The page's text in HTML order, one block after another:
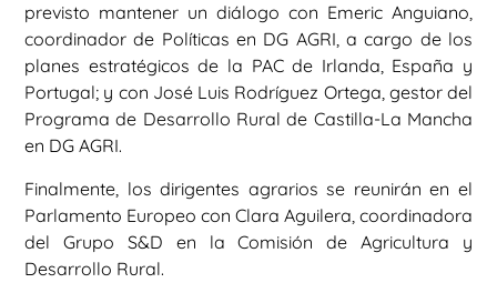
previsto mantener un diálogo con Emeric Anguiano,
coordinador de Políticas en DG AGRI, a cargo de los
planes estratégicos de la PAC de Irlanda, España y
Portugal; y con José Luis Rodríguez Ortega, gestor del
Programa de Desarrollo Rural de Castilla-La Mancha
en DG AGRI.
Finalmente, los dirigentes agrarios se reunirán en el
Parlamento Europeo con Clara Aguilera, coordinadora
del Grupo S&D en la Comisión de Agricultura y
Desarrollo Rural.